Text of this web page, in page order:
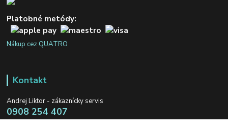
Platobné metódy:
Nákup cez QUATRO
Kontakt
Andrej Liktor - zákaznícky servis
0908 254 407
Po - Pia: 8:00-16:00